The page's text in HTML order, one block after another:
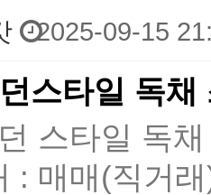
2025-09-15
스타일 독
스타일 독채
: 매매(직거